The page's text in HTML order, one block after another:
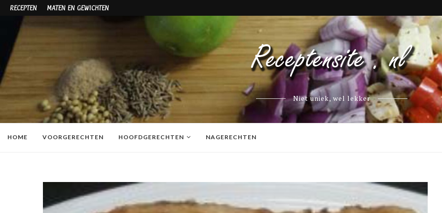
RECEPTEN MATEN EN GEWICHTEN
Niet uniek, wel lekker
HOME VOORGERECHTEN HOOFDGERECHTEN NAGERECHTEN